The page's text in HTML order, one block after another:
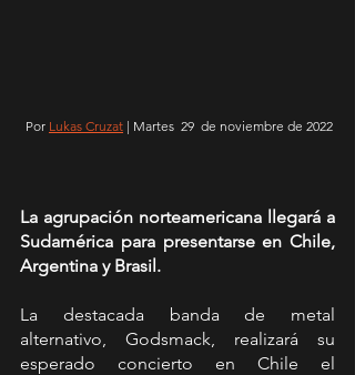
Por Lukas Cruzat | Martes  29  de noviembre de 2022
La agrupación norteamericana llegará a
Sudamérica para presentarse en Chile,
Argentina y Brasil.
La destacada banda de metal
alternativo, Godsmack, realizará su
esperado concierto en Chile el